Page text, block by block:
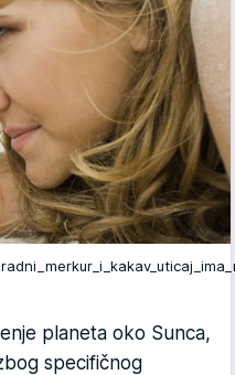
planeta oko Sunca,
specifičnog